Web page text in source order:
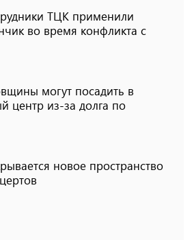
ТЦК применили
во время конфликта с
могут посадить в
центр из-за долга по
новое пространство